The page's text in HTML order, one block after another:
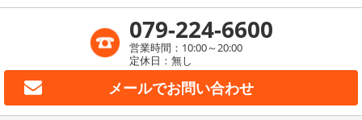
079-224-6600
営業時間：10:00～20:00
定休日：無し
メールでお問い合わせ